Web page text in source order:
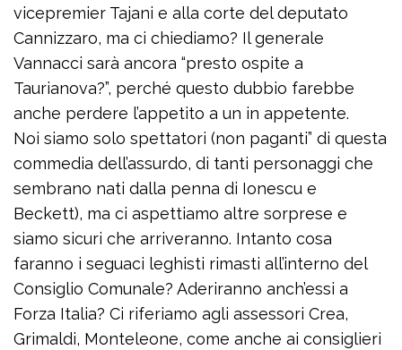
vicepremier Tajani e alla corte del deputato
Cannizzaro, ma ci chiediamo? Il generale
Vannacci sarà ancora “presto ospite a
Taurianova?”, perché questo dubbio farebbe
anche perdere l’appetito a un in appetente.
Noi siamo solo spettatori (non paganti” di questa
commedia dell’assurdo, di tanti personaggi che
sembrano nati dalla penna di Ionescu e
Beckett), ma ci aspettiamo altre sorprese e
siamo sicuri che arriveranno. Intanto cosa
faranno i seguaci leghisti rimasti all’interno del
Consiglio Comunale? Aderiranno anch’essi a
Forza Italia? Ci riferiamo agli assessori Crea,
Grimaldi, Monteleone, come anche ai consiglieri